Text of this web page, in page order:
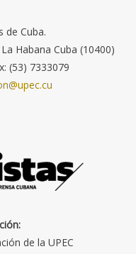
de Cuba.
Habana Cuba (10400)
(53) 7333079
de la UPEC